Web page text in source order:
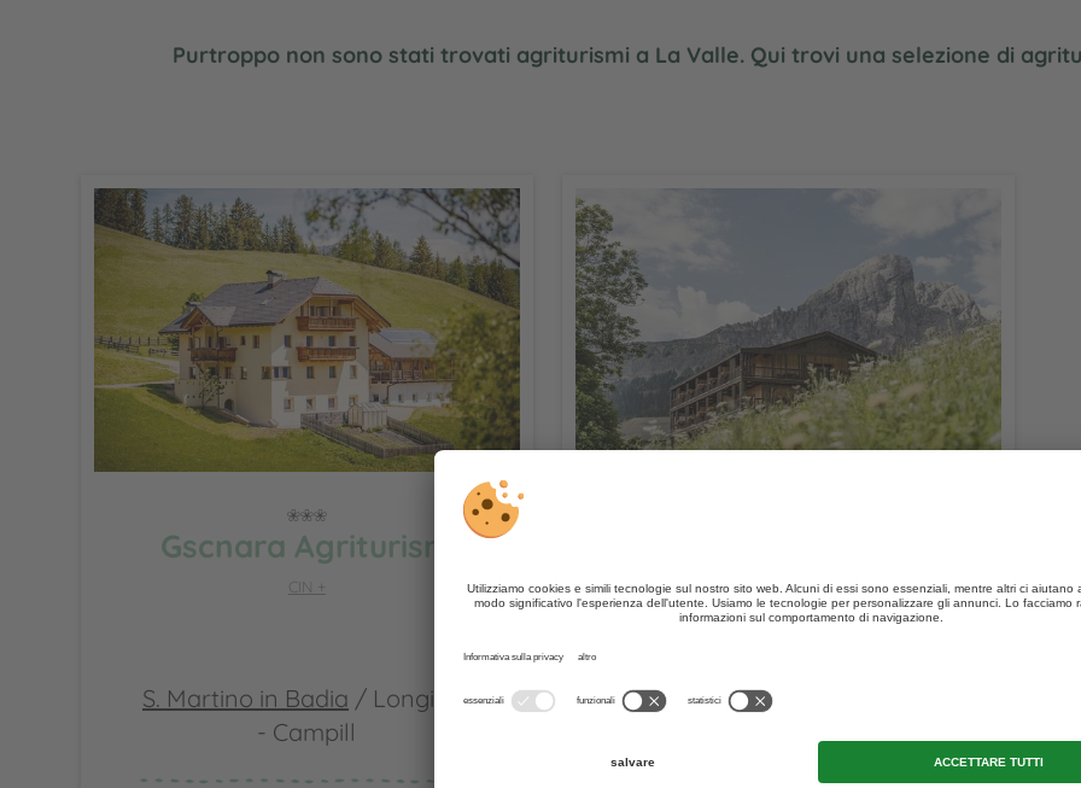
Purtroppo non sono stati trovati agriturismi a La Valle. Qui trovi una selezione di
Gscnara Agriturism
CIN +
S. Martino in Badia / Longiarù
- Campill
CIN +
S. Martino in Badia